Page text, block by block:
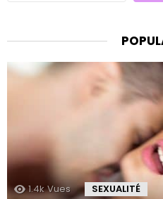
1.4k Vues SEXUALITÉ